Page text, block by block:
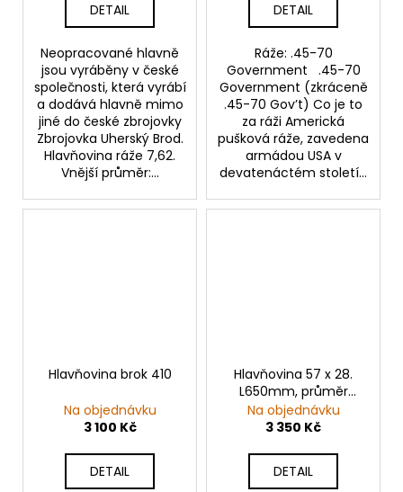
DETAIL
Neopracované hlavně
jsou vyráběny v české
společnosti, která vyrábí
a dodává hlavně mimo
jiné do české zbrojovky
Zbrojovka Uherský Brod.
Hlavňovina ráže 7,62.
Vnější průměr:...
DETAIL
Ráže: .45-70
Government .45-70
Government (zkráceně
.45-70 Gov’t) Co je to
za ráži Americká
pušková ráže, zavedena
armádou USA v
devatenáctém století...
Hlavňovina brok 410
Na objednávku
3 100 Kč
DETAIL
Hlavňovina 57 x 28.
L650mm, průměr
30mm
Na objednávku
3 350 Kč
DETAIL